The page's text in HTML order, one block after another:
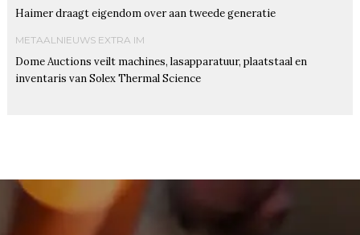
Haimer draagt eigendom over aan tweede generatie
METAALNIEUWS EXTRA IM
Dome Auctions veilt machines, lasapparatuur, plaatstaal en
inventaris van Solex Thermal Science